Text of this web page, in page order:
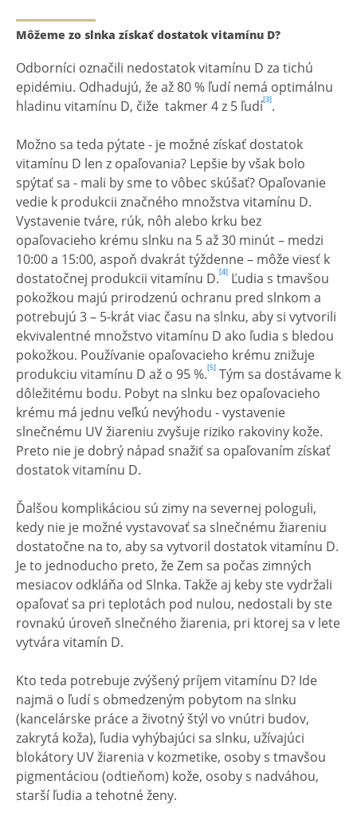
Môžeme zo slnka získať dostatok vitamínu D?
Odborníci označili nedostatok vitamínu D za tichú
epidémiu. Odhadujú, že až 80 % ľudí nemá optimálnu
hladinu vitamínu D, čiže takmer 4 z 5 ľudí[3].
Možno sa teda pýtate - je možné získať dostatok
vitamínu D len z opaľovania? Lepšie by však bolo
spýtať sa - mali by sme to vôbec skúšať? Opaľovanie
vedie k produkcii značného množstva vitamínu D.
Vystavenie tváre, rúk, nôh alebo krku bez
opaľovacieho krému slnku na 5 až 30 minút – medzi
10:00 a 15:00, aspoň dvakrát týždenne – môže viesť k
dostatočnej produkcii vitamínu D.[4] Ľudia s tmavšou
pokožkou majú prirodzenú ochranu pred slnkom a
potrebujú 3 – 5-krát viac času na slnku, aby si vytvorili
ekvivalentné množstvo vitamínu D ako ľudia s bledou
pokožkou. Používanie opaľovacieho krému znižuje
produkciu vitamínu D až o 95 %.[5] Tým sa dostávame k
dôležitému bodu. Pobyt na slnku bez opaľovacieho
krému má jednu veľkú nevýhodu - vystavenie
slnečnému UV žiareniu zvyšuje riziko rakoviny kože.
Preto nie je dobrý nápad snažiť sa opaľovaním získať
dostatok vitamínu D.
Ďalšou komplikáciou sú zimy na severnej pologuli,
kedy nie je možné vystavovať sa slnečnému žiareniu
dostatočne na to, aby sa vytvoril dostatok vitamínu D.
Je to jednoducho preto, že Zem sa počas zimných
mesiacov odkláňa od Slnka. Takže aj keby ste vydržali
opaľovať sa pri teplotách pod nulou, nedostali by ste
rovnakú úroveň slnečného žiarenia, pri ktorej sa v lete
vytvára vitamín D.
Kto teda potrebuje zvýšený príjem vitamínu D? Ide
najmä o ľudí s obmedzeným pobytom na slnku
(kancelárske práce a životný štýl vo vnútri budov,
zakrytá koža), ľudia vyhýbajúci sa slnku, užívajúci
blokátory UV žiarenia v kozmetike, osoby s tmavšou
pigmentáciou (odtieňom) kože, osoby s nadváhou,
starší ľudia a tehotné ženy.